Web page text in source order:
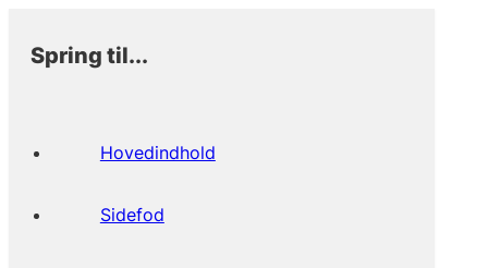
Spring til...
Hovedindhold
Sidefod